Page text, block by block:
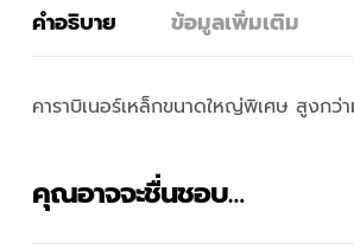
คำอธิบาย ข้อมูลเพิ่มเติม
คาราบิเนอร์เหล็กขนาดใหญ่พิเศษ สูงกว่
คุณอาจจะชื่นชอบ…